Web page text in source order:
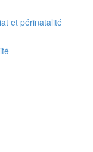
et périnatalité